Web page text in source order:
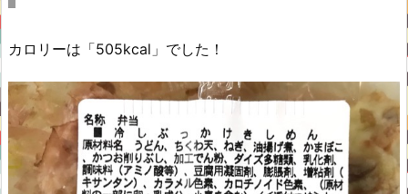
カロリーは「505kcal」でした！